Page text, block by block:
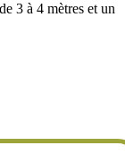
3 à 4 mètres et un